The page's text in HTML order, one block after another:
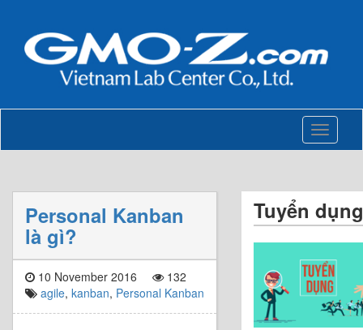
Toggle
Personal Kanban
là gì?
10 November 2016
132
agile, kanban, Personal Kanban
Tuyển dụng